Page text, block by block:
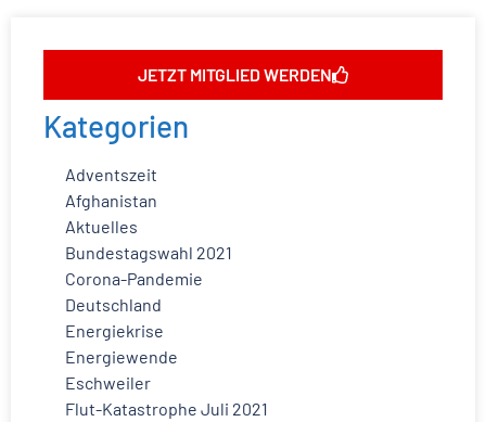
JETZT MITGLIED WERDEN
Kategorien
Adventszeit
Afghanistan
Aktuelles
Bundestagswahl 2021
Corona-Pandemie
Deutschland
Energiekrise
Energiewende
Eschweiler
Flut-Katastrophe Juli 2021